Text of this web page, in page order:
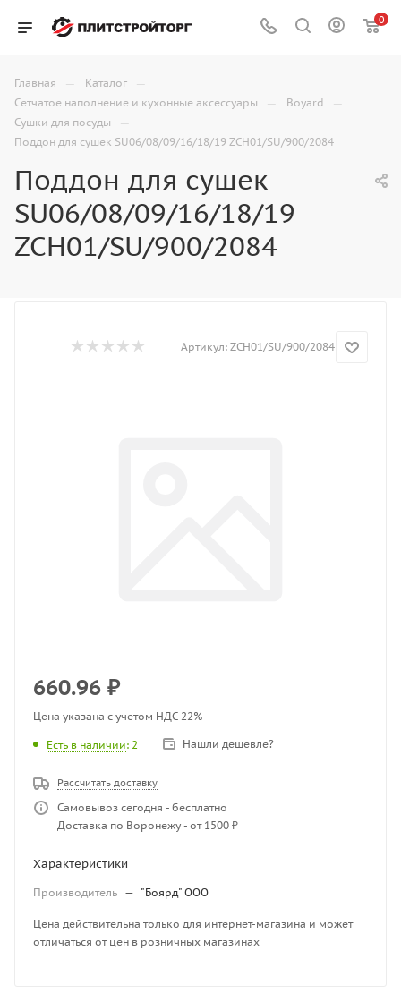
0
Главная — Каталог —
Сетчатое наполнение и кухонные аксессуары — Boyard —
Сушки для посуды —
Поддон для сушек SU06/08/09/16/18/19 ZCH01/SU/900/2084
Поддон для сушек
SU06/08/09/16/18/19
ZCH01/SU/900/2084
Артикул: ZCH01/SU/900/2084
660.96 ₽
Цена указана с учетом НДС 22%
Есть в наличии: 2 Нашли дешевле?
Рассчитать доставку
Самовывоз сегодня - бесплатно
Доставка по Воронежу - от 1500 ₽
Характеристики
Производитель — "Боярд" ООО
Цена действительна только для интернет-магазина и может
отличаться от цен в розничных магазинах